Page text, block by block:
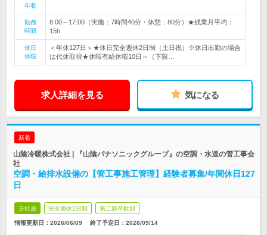
年収
勤務
時間
8:00～17:00（実働：7時間40分・休憩：80分）★残業月平均：
15h
休日
休暇
＜年休127日＞★休日完全週休2日制（土日祝）※休日出勤の場合
は代休取得★休暇有給休暇10日～（下限…
求人詳細を見る 気になる
新着
山陰冷暖株式会社 | 『山陰パナソニックグループ』の空調・水道の管工事会
社
空調・給排水設備の【管工事施工管理】経験者募集/年間休日127
日
正社員 完全週休2日制 第二新卒歓迎
情報更新日：2026/06/09 終了予定日： 2026/09/14